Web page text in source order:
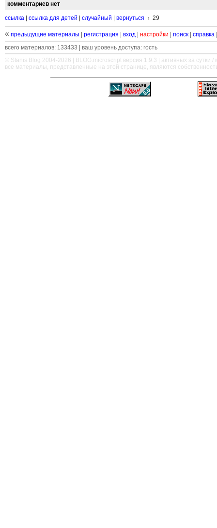
комментариев нет
ссылка ссылка для детей случайный вернуться ↑ 29
« предыдущие материалы регистрация вход настройки поиск справка
всего материалов: 133433 | ваш уровень доступа: гость
© Stanis.Blog 2004-2026 |
BLOG.microscript версия 1.9.3 | активных за сутки /
все материалы, представленные на этой странице, являются
—————————————————————